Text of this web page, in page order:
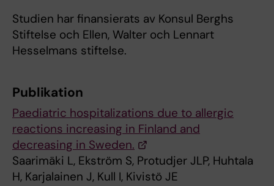
Studien har finansierats av Konsul Berghs
Stiftelse och Ellen, Walter och Lennart
Hesselmans stiftelse.
Publikation
Paediatric hospitalizations due to allergic
reactions increasing in Finland and
decreasing in Sweden.
Saarimäki L, Ekström S, Protudjer JLP, Huhtala
H, Karjalainen J, Kull I, Kivistö JE